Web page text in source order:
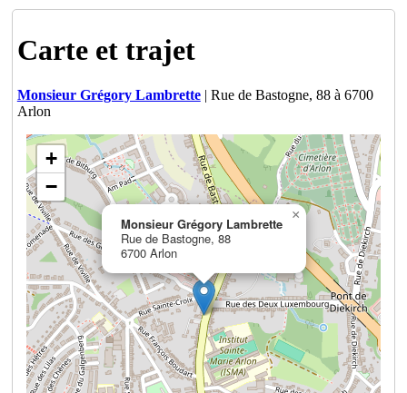
Carte et trajet
Monsieur Grégory Lambrette| Rue de Bastogne, 88 à 6700
Arlon
Monsieur Grégory Lambrette
Rue de Bastogne, 88
6700 Arlon
×
+
−